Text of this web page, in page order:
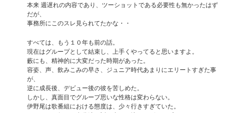
本来 週遅れの内容であり、ツーショットである必要性も無かったはず
だが、
事務所にこのスレ見られてたかな・・
すべては、もう１０年も前の話。
現在はグループとして結束し、上手くやってると思いますよ。
藪にも、精神的に大変だった時期があった。
容姿、声、飲みこみの早さ、ジュニア時代あまりにエリートすぎた事
が、
逆に成長後、デビュー後の彼を苦しめた。
しかし、真面目でグループ思いな性格は変わらない。
伊野尾は歌番組における態度は、少々行きすぎていた。